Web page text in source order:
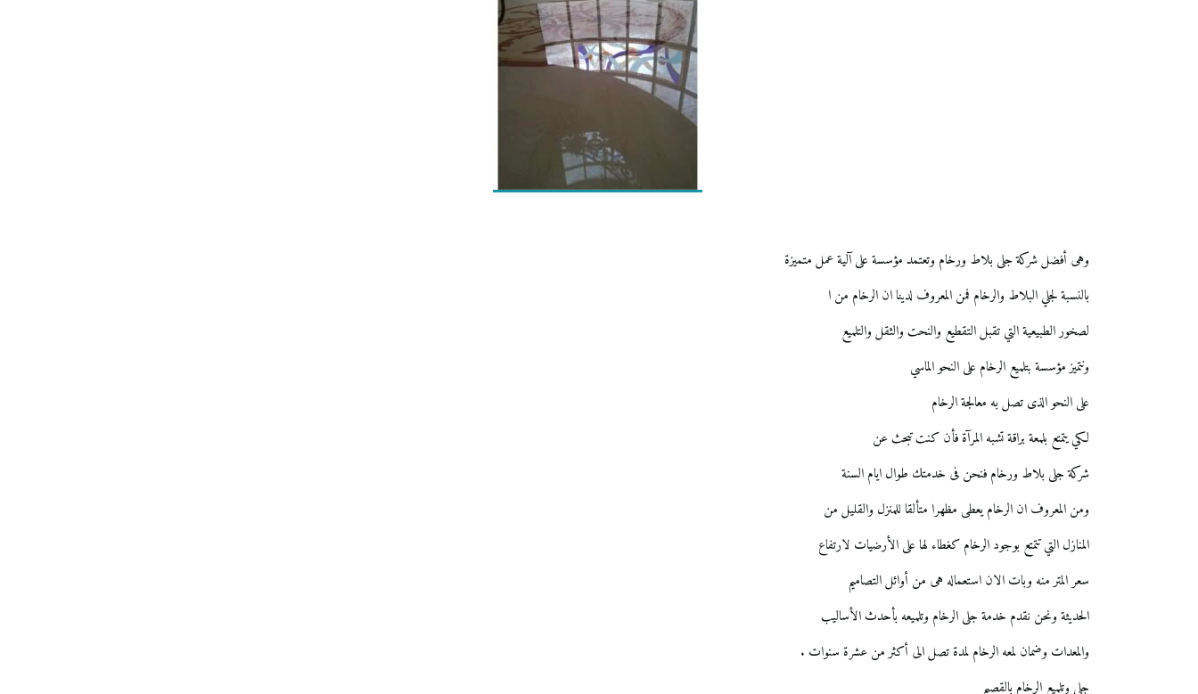
وهى أفضل شركة جلى بلاط ورخام وتعتمد مؤسسة على آلية عمل متميزة
بالنسبة لجلي البلاط والرخام فمن المعروف لدينا ان الرخام من ا
لصخور الطبيعية التي تقبل التقطيع والنحت والثقل والتلميع
ونتميز مؤسسة بتلميع الرخام على النحو الماسي
على النحو الذى تصل به معالجة الرخام
لكي يتمتع بلمعة براقة تشبه المرآة فأن كنت تبحث عن
شركة جلى بلاط ورخام فنحن فى خدمتك طوال ايام السنة
ومن المعروف ان الرخام يعطى مظهرا متألقا للمنزل والقليل من
المنازل التي تتمتع بوجود الرخام كغطاء لها على الأرضيات لارتفاع
سعر المتر منه وبات الان استعماله هى من أوائل التصاميم
الحديثة ونحن نقدم خدمة جلى الرخام وتلميعه بأحدث الأساليب
والمعدات وضمان لمعه الرخام لمدة تصل الى أكثر من عشرة سنوات .
جلي وتلميع الرخام بالقصيم